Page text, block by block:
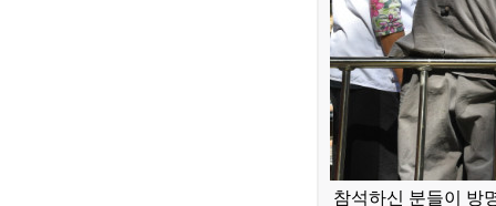
참석하신 분들이 방